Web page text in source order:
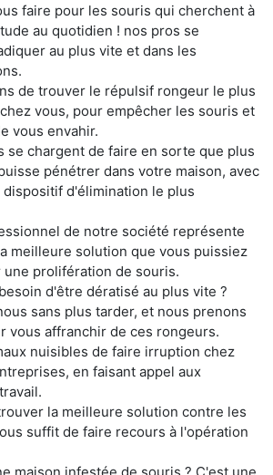
faire pour les souris qui cherchent à
au quotidien ! nos pros se
au plus vite et dans les
de trouver le répulsif rongeur le plus
vous, pour empêcher les souris et
vous envahir.
se chargent de faire en sorte que plus
pénétrer dans votre maison, avec
dispositif d'élimination le plus
de notre société représente
meilleure solution que vous puissiez
prolifération de souris.
d'être dératisé au plus vite ?
sans plus tarder, et nous prenons
vous affranchir de ces rongeurs.
nuisibles de faire irruption chez
en faisant appel aux
la meilleure solution contre les
suffit de faire recours à l'opération
maison infestée de souris ? C'est une